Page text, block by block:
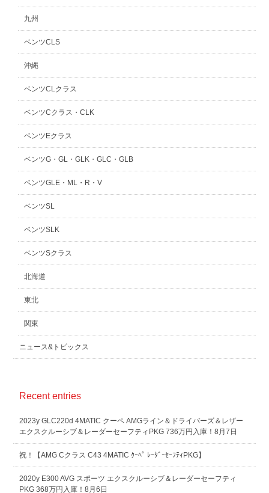
九州
ベンツCLS
沖縄
ベンツCLクラス
ベンツCクラス・CLK
ベンツEクラス
ベンツG・GL・GLK・GLC・GLB
ベンツGLE・ML・R・V
ベンツSL
ベンツSLK
ベンツSクラス
北海道
東北
関東
ニュース&トピックス
Recent entries
2023y GLC220d 4MATIC クーペ AMGライン＆ドライバーズ＆レザー
エクスクルーシブ＆レーダーセーフティPKG 736万円入庫！8月7日
祝！【AMG Cクラス C43 4MATIC ｸｰﾍﾟ ﾚｰﾀﾞｰｾｰﾌﾃｨPKG】
2020y E300 AVG スポーツ エクスクルーシブ＆レーダーセーフティ
PKG 368万円入庫！8月6日